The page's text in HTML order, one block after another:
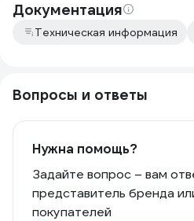
Документация
Техническая информация
Вопросы и ответы
Нужна помощь?
Задайте вопрос – вам
представитель бренда
покупателей